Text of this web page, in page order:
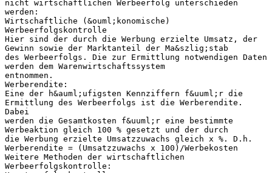
nicht wirtschaftlichen Werbeerfolg unterschieden
werden:
Wirtschaftliche (&ouml;konomische)
Werbeerfolgskontrolle
Hier sind der durch die Werbung erzielte Umsatz, der
Gewinn sowie der Marktanteil der Ma&szlig;stab
des Werbeerfolgs. Die zur Ermittlung notwendigen Daten
werden dem Warenwirtschaftssystem
entnommen.
Werberendite:
Eine der h&auml;ufigsten Kennziffern f&uuml;r die
Ermittlung des Werbeerfolgs ist die Werberendite.
Dabei
werden die Gesamtkosten f&uuml;r eine bestimmte
Werbeaktion gleich 100 % gesetzt und der durch
die Werbung erzielte Umsatzzuwachs gleich x %. D.h.
Werberendite = (Umsatzzuwachs x 100)/Werbekosten
Weitere Methoden der wirtschaftlichen
Werbeerfolgskontrolle: